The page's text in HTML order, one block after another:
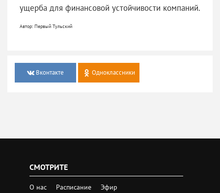
ущерба для финансовой устойчивости компаний.
Автор: Первый Тульский
Вконтакте Одноклассники
СМОТРИТЕ
О нас Расписание Эфир